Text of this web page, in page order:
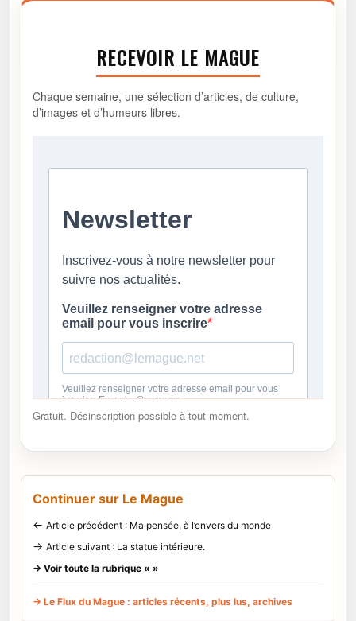
RECEVOIR LE MAGUE
Chaque semaine, une sélection d’articles, de culture,
d’images et d’humeurs libres.
Gratuit. Désinscription possible à tout moment.
Continuer sur Le Mague
← Article précédent : Ma pensée, à l’envers du monde
→ Article suivant : La statue intérieure.
→ Voir toute la rubrique « »
→ Le Flux du Mague : articles récents, plus lus, archives